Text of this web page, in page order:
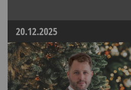
20.12.2025